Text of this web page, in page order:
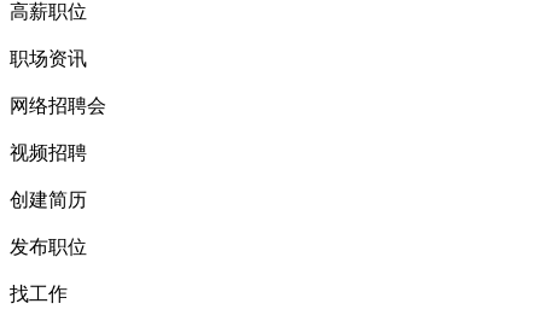
高薪职位
职场资讯
网络招聘会
视频招聘
创建简历
发布职位
找工作